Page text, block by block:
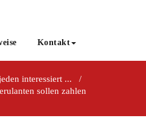
Kontakt
interessiert ... /
sollen zahlen